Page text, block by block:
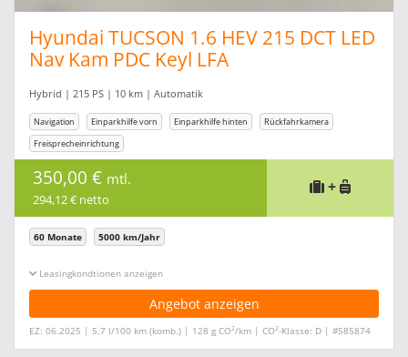
Hyundai TUCSON 1.6 HEV 215 DCT LED
Nav Kam PDC Keyl LFA
Hybrid | 215 PS | 10 km | Automatik
Navigation Einparkhilfe vorn Einparkhilfe hinten
Rückfahrkamera
Freisprecheinrichtung
350,00 € mtl.
294,12 € netto
+
60 Monate 5000 km/Jahr
Leasingkonditionen ein-/ausblenden
Angebot anzeigen
EZ: 06.2025 | 5,7 l/100 km (komb.) | 128 g CO2/km | CO2-Klasse: D | #585874